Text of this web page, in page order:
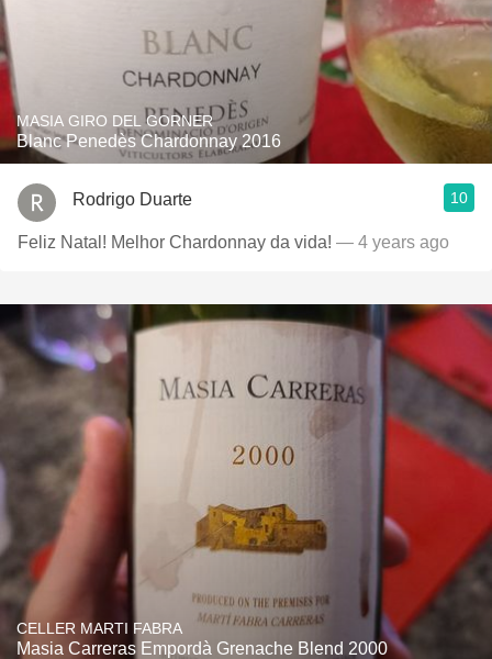
MASIA GIRO DEL GORNER
Blanc Penedès Chardonnay 2016
Rodrigo Duarte 10
Feliz Natal! Melhor Chardonnay da vida! — 4 years ago
CELLER MARTI FABRA
Masia Carreras Empordà Grenache Blend 2000